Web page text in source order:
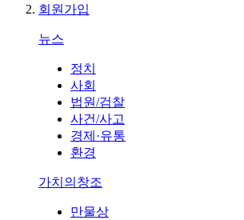
회원가입
뉴스
정치
사회
법원/검찰
사건/사고
경제·유통
환경
가치의창조
만물상